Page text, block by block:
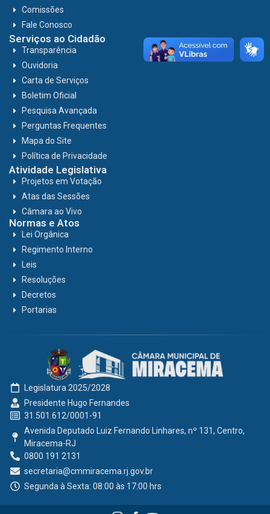
Comissões
Fale Conosco
Serviços ao Cidadão
Transparência
Ouvidoria
Carta de Serviços
Boletim Oficial
Pesquisa Avançada
Perguntas Frequentes
Mapa do Site
Política de Privacidade
Atividade Legislativa
Projetos em Votação
Atas das Sessões
Câmara ao Vivo
Normas e Atos
Lei Orgânica
Regimento Interno
Leis
Resoluções
Decretos
Portarias
Legislatura 2025/2028
Presidente Hugo Fernandes
31.501.612/0001-91
Avenida Deputado Luiz Fernando Linhares, nº 131, Centro,
Miracema-RJ
0800 191 2131
secretaria@cmmiracema.rj.gov.br
Segunda à Sexta: 08:00 às 17:00 hrs